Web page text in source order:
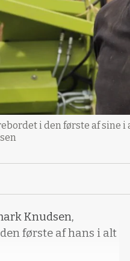
i den første af sine
Knudsen,
første af hans i alt